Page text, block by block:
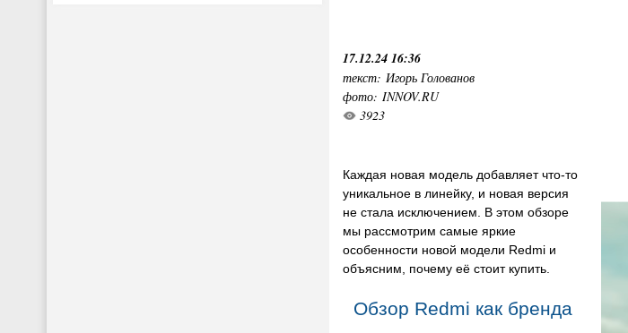
17.12.24 16:36
текст: Игорь Голованов
фото: INNOV.RU
3923
Каждая новая модель добавляет что-то
уникальное в линейку, и новая версия
не стала исключением. В этом обзоре
мы рассмотрим самые яркие
особенности новой модели Redmi и
объясним, почему её стоит купить.
Обзор Redmi как бренда